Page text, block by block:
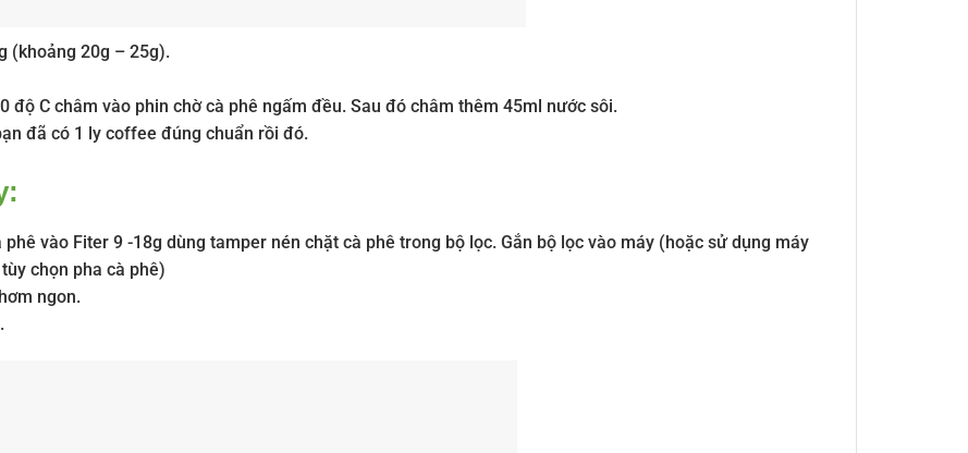
(khoảng 20g – 25g).
độ C châm vào phin chờ cà phê ngấm đều. Sau đó châm thêm 45ml nước sôi.
đã có 1 ly coffee đúng chuẩn rồi đó.
vào Fiter 9 -18g dùng tamper nén chặt cà phê trong bộ lọc. Gắn bộ lọc vào máy (hoặc sử dụng máy
chọn pha cà phê)
ngon.